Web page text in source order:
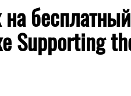
Supporting